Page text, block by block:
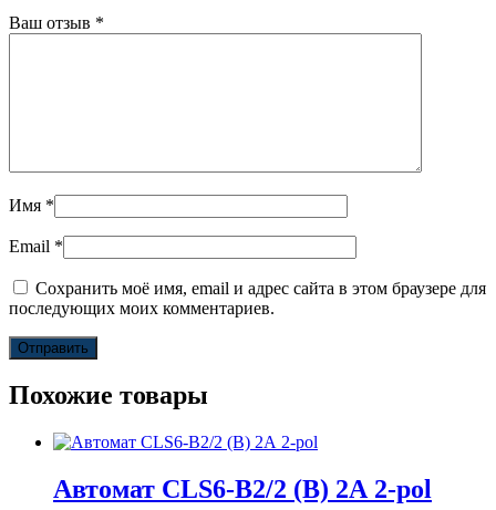
Ваш отзыв *
Имя *
Email *
Сохранить моё имя, email и адрес сайта в этом браузере для
последующих моих комментариев.
Похожие товары
Автомат CLS6-B2/2 (B) 2А 2-pol